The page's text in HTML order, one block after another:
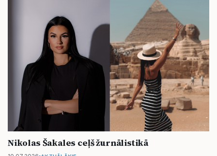
Nikolas Šakales ceļš žurnālistikā